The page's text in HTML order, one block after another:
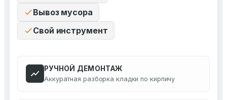
Вывоз мусора
Свой инструмент
РУЧНОЙ ДЕМОНТАЖ
Аккуратная разборка кладки по кирпичу